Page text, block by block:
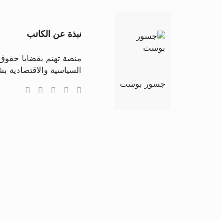
جسور بوست
نبذة عن الكاتب
منصة تهتم بقضايا حقوق
السياسية